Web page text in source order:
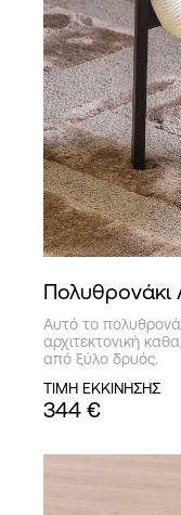
Πολυθρονάκι
Αυτό το
αρχιτεκτονική
από ξύλο δρυός.
ΤΙΜΗ ΕΚΚΙΝΗΣΗΣ
344 €